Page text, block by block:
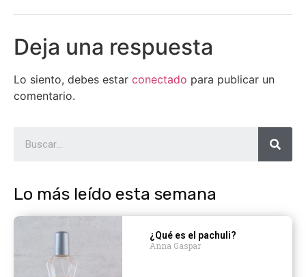
Deja una respuesta
Lo siento, debes estar conectado para publicar un
comentario.
Lo más leído esta semana
¿Qué es el pachuli?
Anna Gaspar